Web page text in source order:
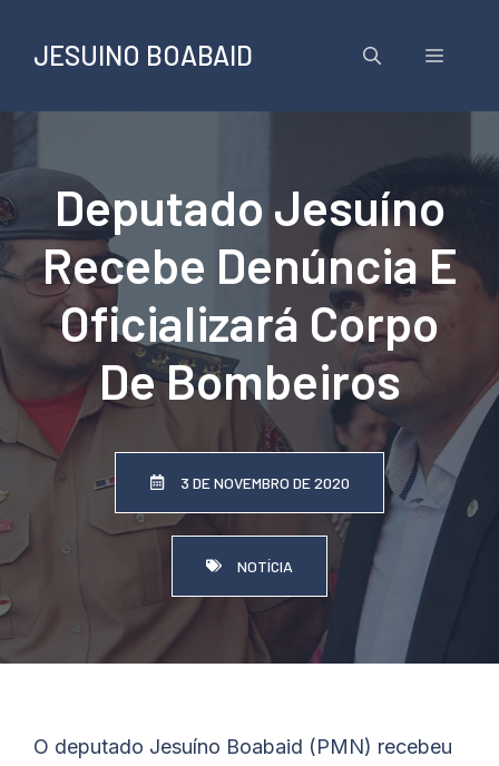
conteúdo
JESUINO BOABAID Menu
Deputado Jesuíno
Recebe Denúncia E
Oficializará Corpo
De Bombeiros
3 DE NOVEMBRO DE 2020
NOTÍCIA
O deputado Jesuíno Boabaid (PMN) recebeu